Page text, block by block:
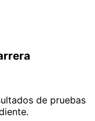
de pruebas